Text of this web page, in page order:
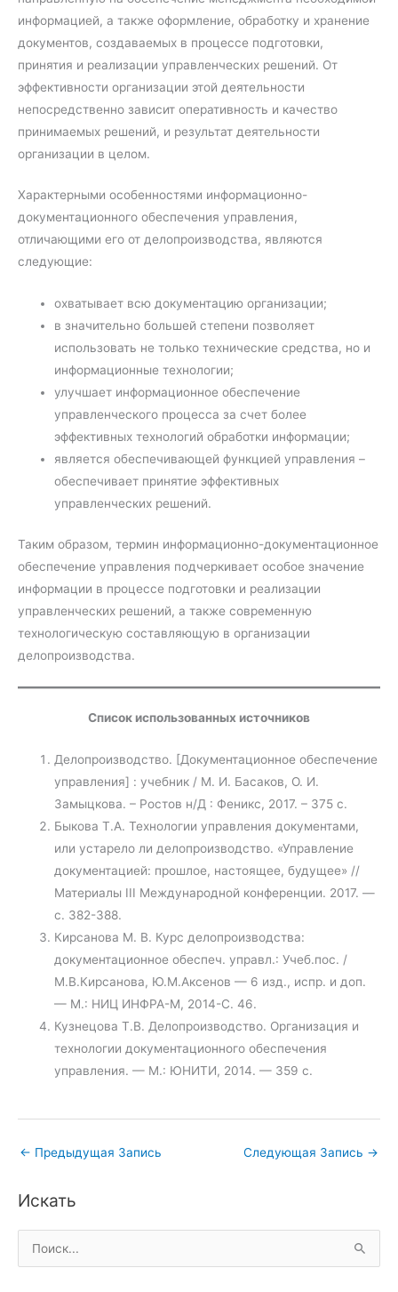
информацией, а также оформление, обработку и хранение
документов, создаваемых в процессе подготовки,
принятия и реализации управленческих решений. От
эффективности организации этой деятельности
непосредственно зависит оперативность и качество
принимаемых решений, и результат деятельности
организации в целом.
Характерными особенностями информационно-
документационного обеспечения управления,
отличающими его от делопроизводства, являются
следующие:
охватывает всю документацию организации;
в значительно большей степени позволяет
использовать не только технические средства, но и
информационные технологии;
улучшает информационное обеспечение
управленческого процесса за счет более
эффективных технологий обработки информации;
является обеспечивающей функцией управления –
обеспечивает принятие эффективных
управленческих решений.
Таким образом, термин информационно-документационное
обеспечение управления подчеркивает особое значение
информации в процессе подготовки и реализации
управленческих решений, а также современную
технологическую составляющую в организации
делопроизводства.
Список использованных источников
Делопроизводство. [Документационное обеспечение
управления] : учебник / М. И. Басаков, О. И.
Замыцкова. – Ростов н/Д : Феникс, 2017. – 375 с.
Быкова Т.А. Технологии управления документами,
или устарело ли делопроизводство. «Управление
документацией: прошлое, настоящее, будущее» //
Материалы III Международной конференции. 2017. —
с. 382-388.
Кирсанова М. В. Курс делопроизводства:
документационное обеспеч. управл.: Учеб.пос. /
М.В.Кирсанова, Ю.М.Аксенов — 6 изд., испр. и доп.
— М.: НИЦ ИНФРА-М, 2014-С. 46.
Кузнецова Т.В. Делопроизводство. Организация и
технологии документационного обеспечения
управления. — М.: ЮНИТИ, 2014. — 359 с.
← Предыдущая Запись Следующая Запись →
Искать
о